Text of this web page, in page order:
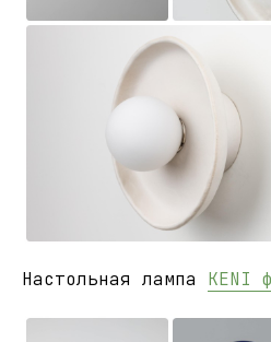
Настольная лампа KENI